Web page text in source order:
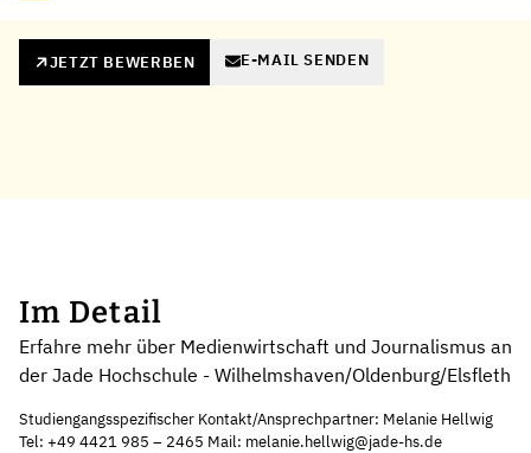
JETZT BEWERBEN E-MAIL SENDEN
Im Detail
Erfahre mehr über Medienwirtschaft und Journalismus an
der Jade Hochschule - Wilhelmshaven/Oldenburg/Elsfleth
Studiengangsspezifischer Kontakt/Ansprechpartner: Melanie Hellwig
Tel: +49 4421 985 – 2465 Mail: melanie.hellwig@jade-hs.de